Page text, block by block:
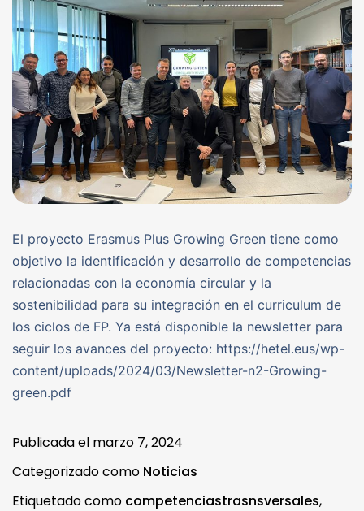
El proyecto Erasmus Plus Growing Green tiene como
objetivo la identificación y desarrollo de competencias
relacionadas con la economía circular y la
sostenibilidad para su integración en el curriculum de
los ciclos de FP. Ya está disponible la newsletter para
seguir los avances del proyecto: https://hetel.eus/wp-
content/uploads/2024/03/Newsletter-n2-Growing-
green.pdf
Publicada el marzo 7, 2024
Categorizado como Noticias
Etiquetado como competenciastrasnsversales,